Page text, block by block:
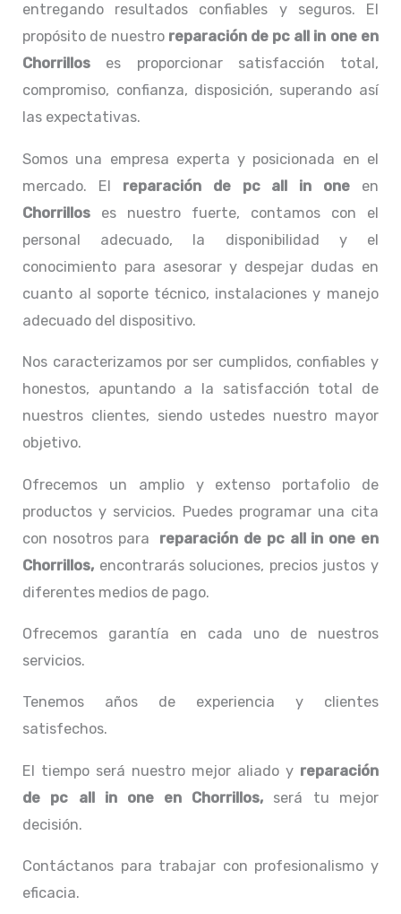
entregando resultados confiables y seguros. El
propósito de nuestro reparación de pc all in oneen
Chorrillos es proporcionar satisfacción total,
compromiso, confianza, disposición, superando así
las expectativas.
Somos una empresa experta y posicionada en el
mercado. El reparación de pc all in one
en
Chorrillos es nuestro fuerte, contamos con el
personal adecuado, la disponibilidad y el
conocimiento para asesorar y despejar dudas en
cuanto al soporte técnico, instalaciones y manejo
adecuado del dispositivo.
Nos caracterizamos por ser cumplidos, confiables y
honestos, apuntando a la satisfacción total de
nuestros clientes, siendo ustedes nuestro mayor
objetivo.
Ofrecemos un amplio y extenso portafolio de
productos y servicios. Puedes programar una cita
con nosotros para reparación de pc all in one en
Chorrillos, encontrarás soluciones, precios justos y
diferentes medios de pago.
Ofrecemos garantía en cada uno de nuestros
servicios.
Tenemos años de experiencia y clientes
satisfechos.
El tiempo será nuestro mejor aliado y reparación
de pc all in oneen Chorrillos, será tu mejor
decisión.
Contáctanos para trabajar con profesionalismo y
eficacia.